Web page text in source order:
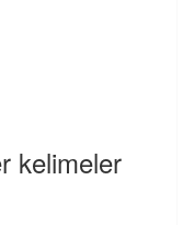
kelimeler